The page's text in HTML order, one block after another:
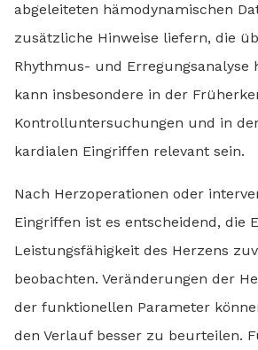
abgeleiteten hämodynamischen
zusätzliche Hinweise liefern, die
Rhythmus- und Erregungsanalyse
kann insbesondere in der
Kontrolluntersuchungen und in
kardialen Eingriffen relevant sein.
Nach Herzoperationen oder
Eingriffen ist es entscheidend, die
Leistungsfähigkeit des Herzens
beobachten. Veränderungen der
der funktionellen Parameter
den Verlauf besser zu beurteilen.